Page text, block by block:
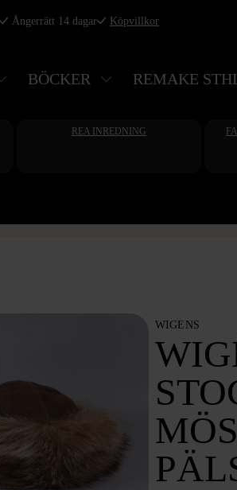
Ångerrätt 14 dagar Köpvillkor
BÖCKER REMAKE
REA INREDNING
WIGENS